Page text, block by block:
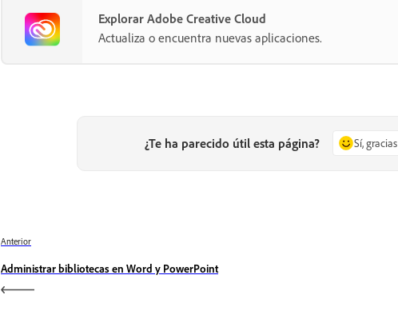
Explorar Adobe Creative Cloud
Actualiza o encuentra nuevas aplicaciones.
¿Te ha parecido útil esta página? Sí, gracias
Anterior
Administrar bibliotecas en Word y PowerPoint